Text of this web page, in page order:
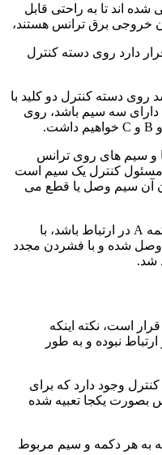
اند تا به راحتی قابل
خروجی برق ترانس هستند،
دارد روی دسته کنترل
2 عدد سیم باشد روی دسته کنترل دو کلید با
دارای سه سیم باشد، روی
و B و C خواهیم داشت.
و سیم های روی ترانس
مسئول کنترل یک سیم است
آن سیم وصل یا قطع می
A در ارتباط باشد، با
وصل شده و با فشردن مجدد
شد.
است، نکته اینکه
نبوده و به طور
کنترل وجود دارد که برای
یکجا تعبیه شده
به هر دکمه و سیم مربوط